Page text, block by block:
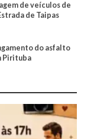
de veículos de
de Taipas
do asfalto
Pirituba